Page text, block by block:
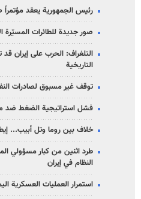
رئيس الجمهورية يعقد
صور جديدة للطائرات المسيّرة
التلغراف: الحرب على إيران قد
التاريخية
توقف غير مسبوق لصادرات
فشل استراتيجية الضغط ضد
خلاف بين روما وتل أبيب...
طرد اثنين من كبار مسؤولي
النظام في إيران
استمرار العمليات العسكرية